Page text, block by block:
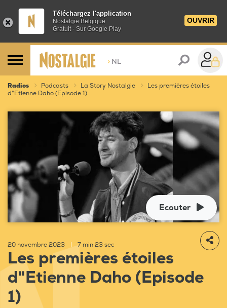
Téléchargez l'application
Nostalgie Belgique
Gratuit - Sur Google Play
OUVRIR
> NL
Radios Podcasts La Story Nostalgie
Les premières étoiles
d"Etienne Daho (Episode 1)
Ecouter
20 novembre 2023 7 min 23 sec
Les premières étoiles
d"Etienne Daho (Episode
1)